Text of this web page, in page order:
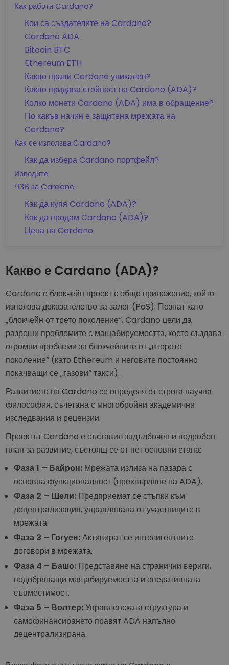
Как работи Cardano?
Кои са създателите на Cardano?
Cardano ADA
Bitcoin BTC
Ethereum ETH
Какво прави Cardano уникален?
Какво придава стойност на Cardano (ADA)?
Колко монети Cardano (ADA) има в обращение?
По какъв начин е защитена мрежата на
Cardano?
Как се използва Cardano?
Как да избера Cardano портфейл?
Изводите
ЧЗВ за Cardano
Как да купя Cardano (ADA)?
Как да продам Cardano (ADA)?
Цена на Cardano
Какво е Cardano (ADA)?
Cardano е блокчейн проект с общо приложение, който
използва доказателство за залог (PoS). Познат като
„блокчейн от трето поколение“, Cardano цели да
разреши проблемите с мащабируемостта, което създава
огромни проблеми за блокчейните от „второто
поколение“ (като Ethereum и неговите постоянно
покачващи се „газови“ такси).
Развитието на Cardano се определя от строга научна
философия, съчетана с многобройни академични
изследвания и рецензии.
Проектът Cardano е съставил задълбочен и подробен
план за развитие, състоящ се от пет основни етапа:
Фаза 1 – Байрон: Мрежата излиза на пазара с
основна функционалност (прехвърляне на ADA).
Фаза 2 – Шели: Предприемат се стъпки към
децентрализация, управлявана от участниците в
мрежата.
Фаза 3 – Гогуен:Активират се интелигентните
договори в мрежата.
Фаза 4 – Башо: Представяне на странични вериги,
подобряващи мащабируемостта и оперативната
съвместимост.
Фаза 5 – Волтер:Управленската структура и
самофинансирането правят ADA напълно
децентрализирана.